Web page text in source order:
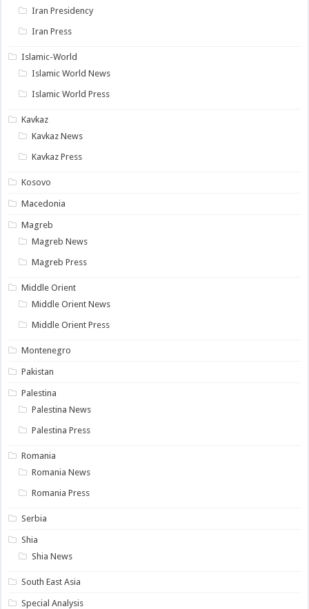
Iran Presidency
Iran Press
Islamic-World
Islamic World News
Islamic World Press
Kavkaz
Kavkaz News
Kavkaz Press
Kosovo
Macedonia
Magreb
Magreb News
Magreb Press
Middle Orient
Middle Orient News
Middle Orient Press
Montenegro
Pakistan
Palestina
Palestina News
Palestina Press
Romania
Romania News
Romania Press
Serbia
Shia
Shia News
South East Asia
Special Analysis